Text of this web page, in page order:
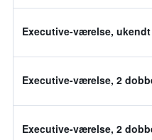
Executive-værelse,
Executive-værelse, 2
Executive-værelse, 2